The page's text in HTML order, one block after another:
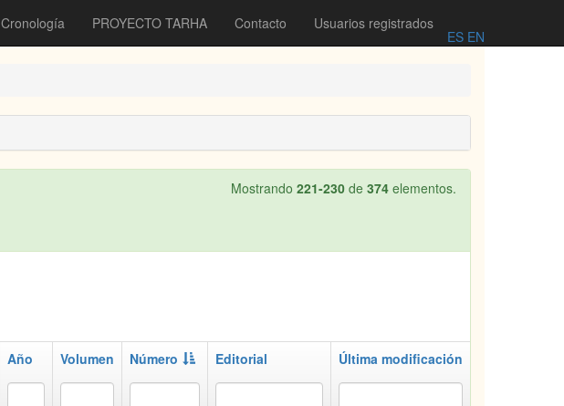
Cronología PROYECTO TARHA Contacto Usuarios registrados
ES EN
Mostrando 221-230 de 374 elementos.
Año Volumen Número Editorial Última modificación